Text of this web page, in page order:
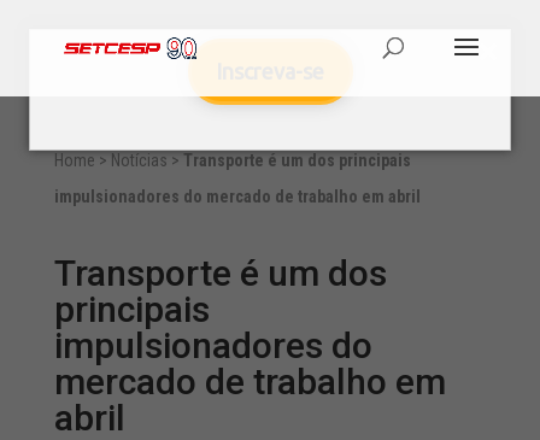
Home > Notícias > Transporte é um dos principais
impulsionadores do mercado de trabalho em abril
Transporte é um dos
principais
impulsionadores do
mercado de trabalho em
abril